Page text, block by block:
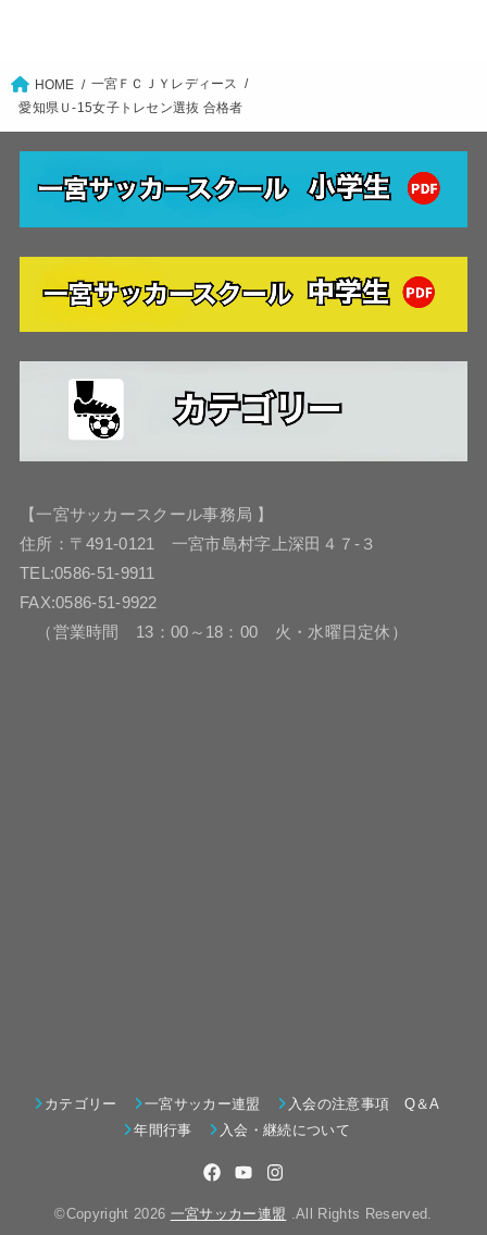
HOME
一宮ＦＣＪＹレディース
愛知県Ｕ-15女子トレセン選抜 合格者
【一宮サッカースクール事務局 】
住所：〒491-0121 一宮市島村字上深田４７-３
TEL:0586-51-9911
FAX:0586-51-9922
（営業時間 13：00～18：00 火・水曜日定休）
カテゴリー 一宮サッカー連盟
入会の注意事項 Q＆A
年間行事
入会・継続について
©Copyright 2026 一宮サッカー連盟 .All Rights Reserved.